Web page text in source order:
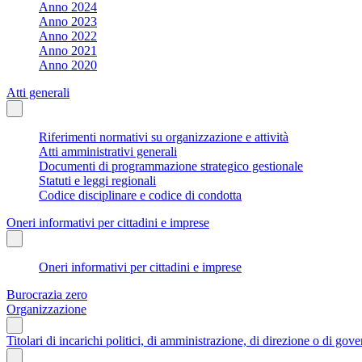
Anno 2024
Anno 2023
Anno 2022
Anno 2021
Anno 2020
Atti generali
Riferimenti normativi su organizzazione e attività
Atti amministrativi generali
Documenti di programmazione strategico gestionale
Statuti e leggi regionali
Codice disciplinare e codice di condotta
Oneri informativi per cittadini e imprese
Oneri informativi per cittadini e imprese
Burocrazia zero
Organizzazione
Titolari di incarichi politici, di amministrazione, di direzione o di